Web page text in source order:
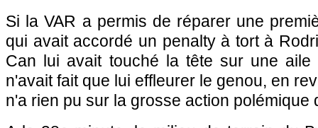
Si la VAR a permis de réparer une
qui avait accordé un penalty à tort à
Can lui avait touché la tête sur une
n'avait fait que lui effleurer le genou, en
n'a rien pu sur la grosse action polémique